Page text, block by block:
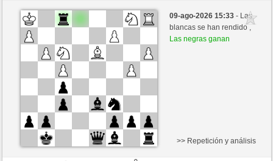
Blancas
RAUL638 (962)
Negras
Buong (1353)
Tiempo: 6 minutes/side + 16 seconds/move
Esta partida es por puntos
09-ago-2026 15:33- Las
blancas se han rendido ,
Las negras ganan
>> Repetición y análisis